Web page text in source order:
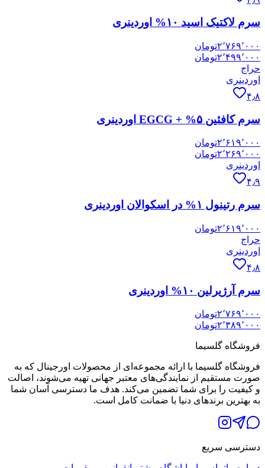
سرم لاکتیک اسید ۱۰% اوردینری
۲٬۷۶۹٬۰۰۰تومان
۲٬۴۹۹٬۰۰۰تومان
حراج
اوردینری
۴٫۸
سرم کافئین ۵% + EGCG اوردینری
۲٬۶۱۹٬۰۰۰تومان
۲٬۲۶۹٬۰۰۰تومان
اوردینری
۴٫۹
سرم رتینول ۱% در اسکوالان اوردینری
۲٬۶۱۹٬۰۰۰تومان
حراج
اوردینری
۴٫۸
سرم آرژیرلین ۱۰% اوردینری
۲٬۷۶۹٬۰۰۰تومان
۲٬۳۸۹٬۰۰۰تومان
فروشگاه گلسیما
فروشگاه گلسیما با ارائه مجموعه‌ای از محصولات اورجینال که به
صورت مستقیم از نمایندگی‌های معتبر جهانی تهیه می‌شوند، اصالت
و کیفیت را برای شما تضمین می‌کند. هدف ما دسترسی آسان شما
به بهترین برندهای دنیا با ضمانت کامل است.
دسترسی سریع